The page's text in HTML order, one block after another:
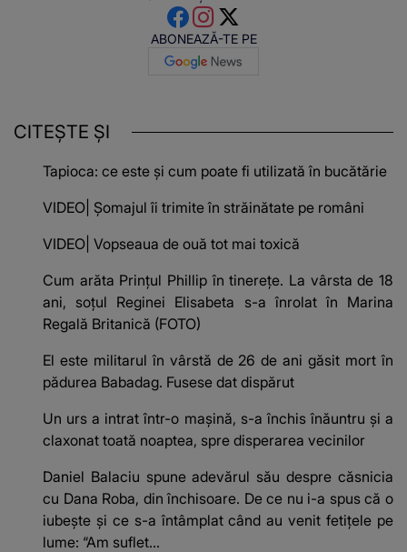
ABONEAZĂ-TE PE
CITEȘTE ȘI
Tapioca: ce este și cum poate fi utilizată în bucătărie
VIDEO| Șomajul îi trimite în străinătate pe români
VIDEO| Vopseaua de ouă tot mai toxică
Cum arăta Prințul Phillip în tinerețe. La vârsta de 18
ani, soțul Reginei Elisabeta s-a înrolat în Marina
Regală Britanică (FOTO)
El este militarul în vârstă de 26 de ani găsit mort în
pădurea Babadag. Fusese dat dispărut
Un urs a intrat într-o mașină, s-a închis înăuntru și a
claxonat toată noaptea, spre disperarea vecinilor
Daniel Balaciu spune adevărul său despre căsnicia
cu Dana Roba, din închisoare. De ce nu i-a spus că o
iubește și ce s-a întâmplat când au venit fetițele pe
lume: “Am suflet...